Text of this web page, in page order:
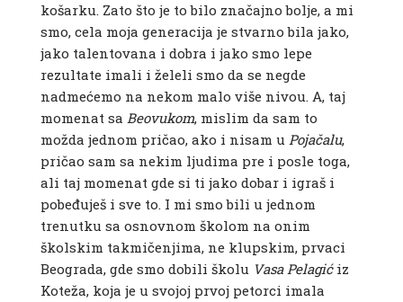
košarku. Zato što je to bilo značajno bolje, a mi
smo, cela moja generacija je stvarno bila jako,
jako talentovana i dobra i jako smo lepe
rezultate imali i želeli smo da se negde
nadmećemo na nekom malo više nivou. A, taj
momenat sa Beovukom, mislim da sam to
možda jednom pričao, ako i nisam u Pojačalu,
pričao sam sa nekim ljudima pre i posle toga,
ali taj momenat gde si ti jako dobar i igraš i
pobeđuješ i sve to. I mi smo bili u jednom
trenutku sa osnovnom školom na onim
školskim takmičenjima, ne klupskim, prvaci
Beograda, gde smo dobili školu Vasa Pelagićiz
Koteža, koja je u svojoj prvoj petorci imala